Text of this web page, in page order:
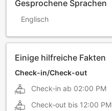
Gesprochene Sprachen
Englisch
Einige hilfreiche Fakten
Check-in/Check-out
Check-in ab 02:00 PM
Check-out bis 12:00 PM